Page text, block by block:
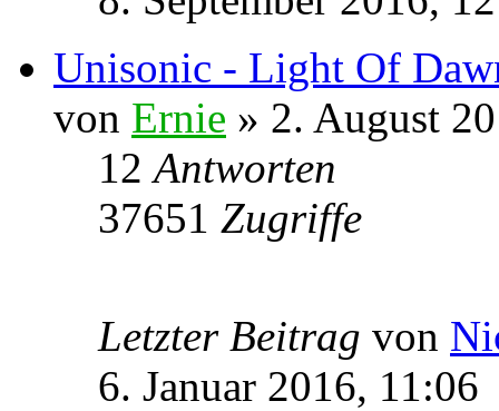
Unisonic - Light Of
von Ernie » 2. August
12Antworten
37651 Zugriffe
Letzter Beitrag von
6. Januar 2016, 11:06